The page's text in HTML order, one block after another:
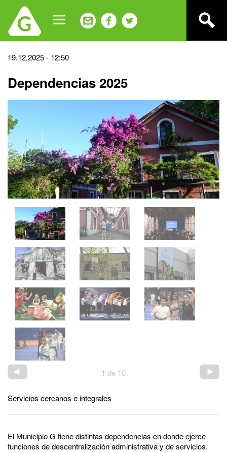
navigation
Back
top
19.12.2025 - 12:50
Dependencias 2025
1 de 10
Servicios cercanos e integrales
El Municipio G tiene distintas dependencias en donde ejerce
funciones de descentralización administrativa y de servicios.